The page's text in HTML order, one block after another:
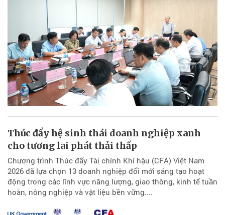
Thúc đẩy hệ sinh thái doanh nghiệp xanh
cho tương lai phát thải thấp
Chương trình Thúc đẩy Tài chính Khí hậu (CFA) Việt Nam
2026 đã lựa chọn 13 doanh nghiệp đổi mới sáng tạo hoạt
động trong các lĩnh vực năng lượng, giao thông, kinh tế tuần
hoàn, nông nghiệp và vật liệu bền vững....